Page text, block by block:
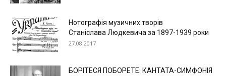
Нотографія музичних творів
Станіслава Людкевича за 1897-1939 роки
27.08.2017
БОРІТЕСЯ ПОБОРЕТЕ: КАНТАТА-СИМФОНІЯ